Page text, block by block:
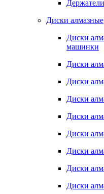
Диски алмазные
Диски
машинки
Диски
Диски
Диски
Диски
Диски
Диски
Диски
Диски